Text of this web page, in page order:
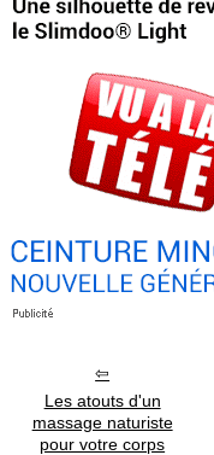
Les atouts d'un
massage naturiste
pour votre corps